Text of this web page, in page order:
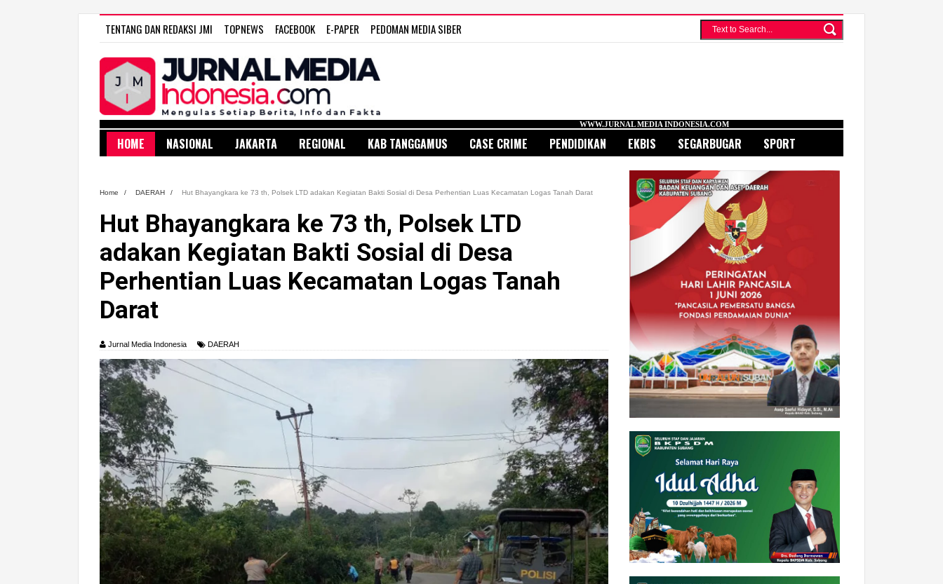
TENTANG DAN REDAKSI JMI TOPNEWS FACEBOOK E-PAPER PEDOMAN MEDIA SIBER
WWW.JURNAL MEDIA INDONESIA.COM
HOME NASIONAL JAKARTA REGIONAL KAB TANGGAMUS CASE CRIME PENDIDIKAN EKBIS SEGARBUGAR SPORT
Home / DAERAH / Hut Bhayangkara ke 73 th, Polsek LTD adakan Kegiatan Bakti Sosial di Desa Perhentian Luas Kecamatan Logas Tanah Darat
Hut Bhayangkara ke 73 th, Polsek LTD
adakan Kegiatan Bakti Sosial di Desa
Perhentian Luas Kecamatan Logas Tanah
Darat
Jurnal Media Indonesia DAERAH